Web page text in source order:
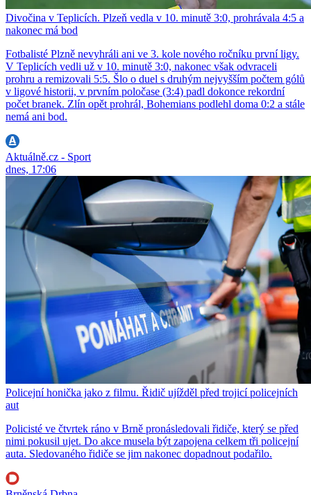
Divočina v Teplicích. Plzeň vedla v 10. minutě 3:0, prohrávala 4:5 a
nakonec má bod
Fotbalisté Plzně nevyhráli ani ve 3. kole nového ročníku první ligy.
V Teplicích vedli už v 10. minutě 3:0, nakonec však odvraceli
prohru a remizovali 5:5. Šlo o duel s druhým nejvyšším počtem gólů
v ligové historii, v prvním poločase (3:4) padl dokonce rekordní
počet branek. Zlín opět prohrál, Bohemians podlehl doma 0:2 a stále
nemá ani bod.
Aktuálně.cz - Sport
dnes, 17:06
Policejní honička jako z filmu. Řidič ujížděl před trojicí policejních
aut
Policisté ve čtvrtek ráno v Brně pronásledovali řidiče, který se před
nimi pokusil ujet. Do akce musela být zapojena celkem tři policejní
auta. Sledovaného řidiče se jim nakonec dopadnout podařilo.